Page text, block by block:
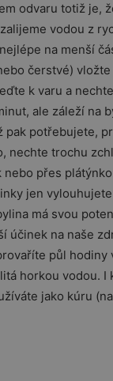
odvaru totiž je,
vodou z
na menší
čerstvé) vložte
k varu a
ale záleží na
pak potřebujete,
nechte trochu
přes
jen
má svou
účinek na naše
půl hodiny
horkou vodou. I
jako kúru